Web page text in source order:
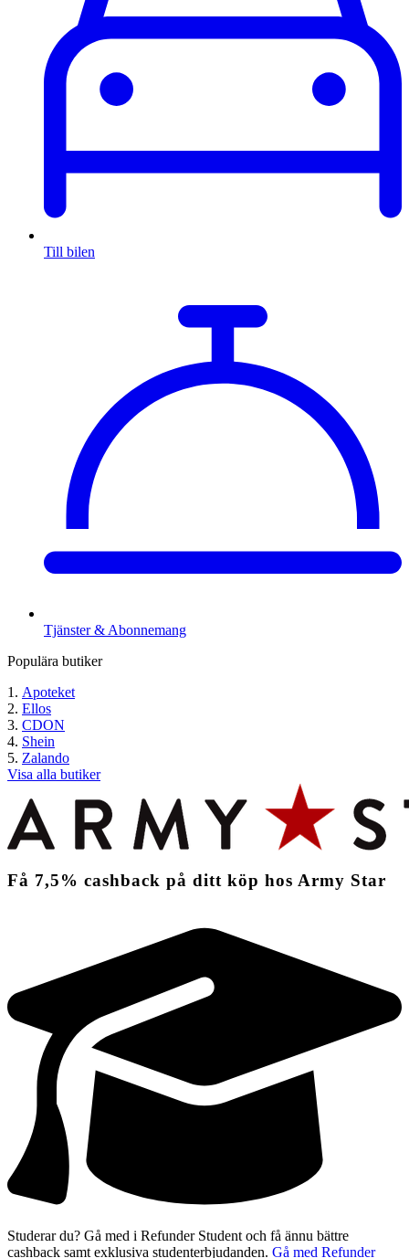
Till bilen
Tjänster & Abonnemang
Populära butiker
Apoteket
Ellos
CDON
Shein
Zalando
Visa alla butiker
Få 7,5% cashback på ditt köp hos Army Star
Studerar du? Gå med i Refunder Student och få ännu bättre
cashback samt exklusiva studenterbjudanden. Gå med Refunder